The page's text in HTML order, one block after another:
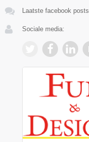
Laatste facebook posts
Sociale media: